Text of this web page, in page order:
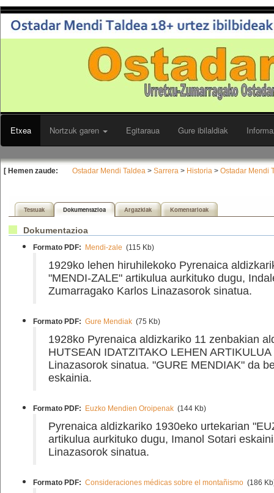
Etxea Nortzuk garen Egitaraua Gure ibilaldiak
[ Hemen zaude: Ostadar Mendi Taldea > Sarrera > Historia > Ostadar Mendi
Testuak Dokumentazioa Argazkiak Komentarioak
Dokumentazioa
Formato PDF: Mendi-zale (115 Kb)
1929ko lehen hiruhilekoko Pyrenaica
"MENDI-ZALE" artikulua aurkituko dugu,
Zumarragako Karlos Linazasorok sinatua.
Formato PDF: Gure Mendiak (75 Kb)
1928ko Pyrenaica aldizkariko 11 zenbakian
HUTSEAN IDATZITAKO LEHEN
Linazasorok sinatua. "GURE MENDIAK" da
eskainia.
Formato PDF: Euzko Mendien Oroipenak (144 Kb)
Pyrenaica aldizkariko 1930eko urtekarian
artikulua aurkituko dugu, Imanol Sotari
Linazasorok sinatua.
Formato PDF: Consideraciones médicas sobre el montañismo (186